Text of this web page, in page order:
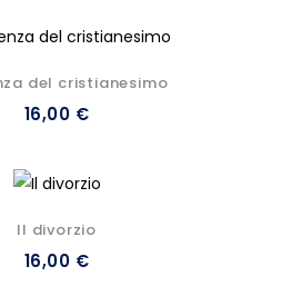
del cristianesimo
16,00 €
Il divorzio
16,00 €